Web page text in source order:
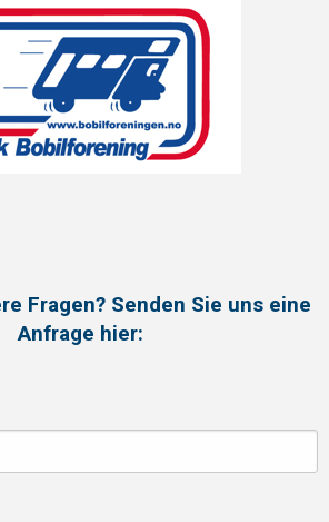
Fragen? Senden Sie uns eine
Anfrage hier: